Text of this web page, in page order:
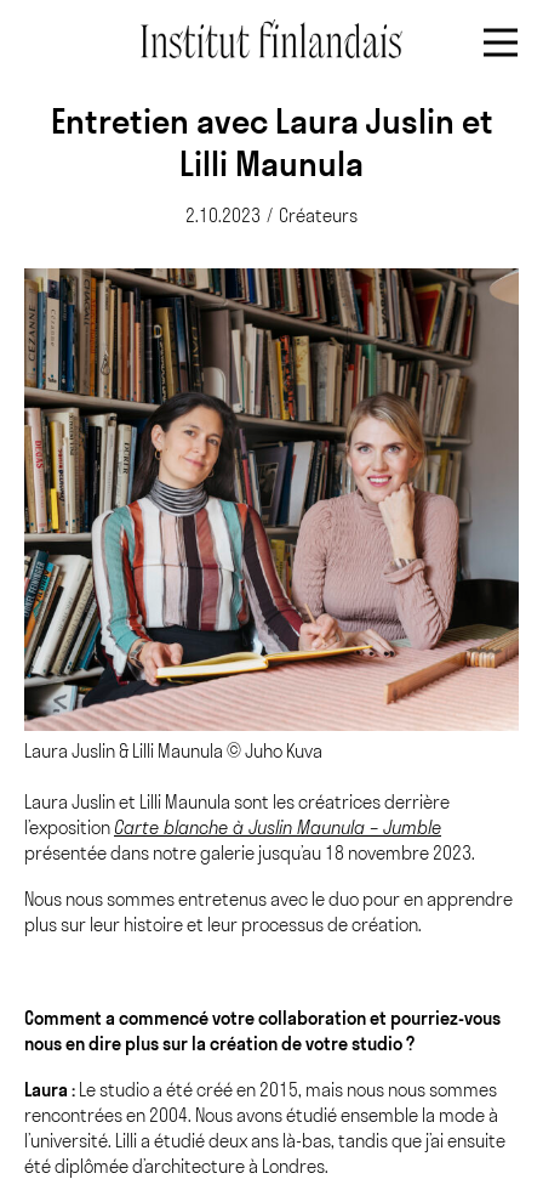
Entretien avec Laura Juslin et
Lilli Maunula
2.10.2023 / Créateurs
Laura Juslin & Lilli Maunula © Juho Kuva
Laura Juslin et Lilli Maunula sont les créatrices derrière
l’exposition Carte blanche à Juslin Maunula – Jumble
présentée dans notre galerie jusqu’au 18 novembre 2023.
Nous nous sommes entretenus avec le duo pour en apprendre
plus sur leur histoire et leur processus de création.
Comment a commencé votre collaboration et pourriez-vous
nous en dire plus sur la création de votre studio ?
Laura : Le studio a été créé en 2015, mais nous nous sommes
rencontrées en 2004. Nous avons étudié ensemble la mode à
l’université. Lilli a étudié deux ans là-bas, tandis que j’ai ensuite
été diplômée d’architecture à Londres.